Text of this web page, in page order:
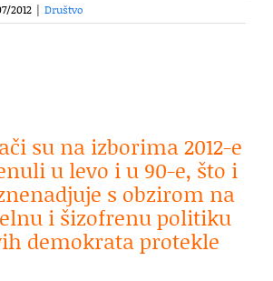
2012 Društvo
su na izborima 2012-e
u levo i u 90-e, što i
s obzirom na
i šizofrenu politiku
demokrata protekle